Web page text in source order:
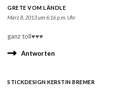
GRETE VOM LÄNDLE
März 8, 2013 um 6:16 p.m. Uhr
ganz toll♥♥♥
Antworten
STICKDESIGN KERSTIN BREMER